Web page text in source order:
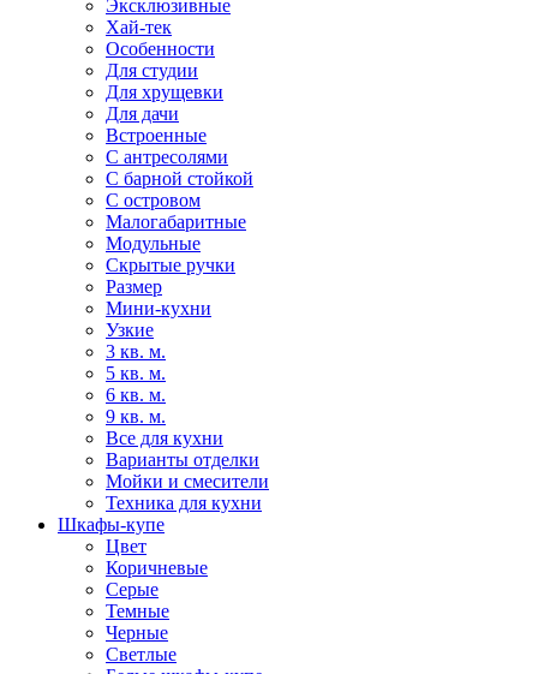
Эксклюзивные
Хай-тек
Особенности
Для студии
Для хрущевки
Для дачи
Встроенные
С антресолями
С барной стойкой
С островом
Малогабаритные
Модульные
Скрытые ручки
Размер
Мини-кухни
Узкие
3 кв. м.
5 кв. м.
6 кв. м.
9 кв. м.
Все для кухни
Варианты отделки
Мойки и смесители
Техника для кухни
Шкафы-купе
Цвет
Коричневые
Серые
Темные
Черные
Светлые